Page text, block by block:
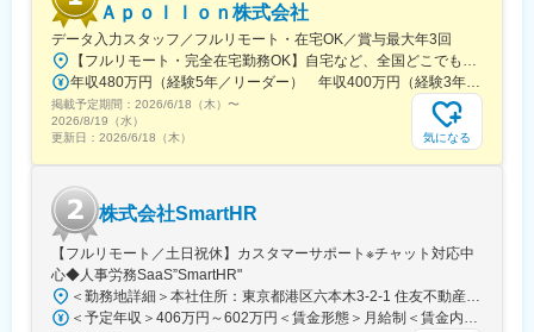
働く環境、退社時間や休日も公務員に準拠！発注者支援業務は職
場が官公庁の公務員と同じです。
◎勤務時間や休日も公務員に準拠！基本的に土日や祝日が休みと
なり、働きやすい環境が用意されています！
◎官公庁は「働き方改革」を推進する立場にあるので、残業は少
ない傾向です！社内・社外業務比率もほぼ50:50と、室内での事務
業務が多いのも特徴です！
Ａｐｏｌｌｏｎ株式会社
データ入力スタッフ／フルリモート・在宅OK／賞与最大年3回
【フルリモート・完全在宅勤務OK】自宅など、全国どこでもあなたが働きやすい場所で働けます★転居を伴う転勤なし★全国47都道府県どこからでも応募OK【本社】東京都新宿区山吹町130番地の15 茜ビル2-A＜アクセス＞有楽町線「江戸川橋駅」、東西線「東西線」より徒歩10分※受動喫煙対策：あり
年収480万円（経験5年／リーダー） 年収400万円（経験3年／メンバー）
掲載予定期間： 2026/6/18（木） 〜
2026/8/19（水）
更新日： 2026/6/18（木） 気になる
株式会社SmartHR
【フルリモート／土日祝休】カスタマーサポート※チャット対応中
心◆人事労務SaaS”SmartHR"
＜勤務地詳細＞本社住所：東京都港区六本木3-2-1 住友不動産六本木グランドタワー勤務地最寄駅：東京メトロ南北線／六本木一丁目駅受動喫煙対策：屋内全面禁煙変更の範囲：会社の定める事業所（リモートワーク含む）
＜予定年収＞406万円～602万円＜賃金形態＞月給制＜賃金内訳＞月額（基本給）：212,480円～315,200円その他固定手当/月：5,000円固定残業手当/月：77,520円～114,800円（固定残業時間45時間0分/月）超過した時間外労働の残業手当は追加支給＜月給＞295,000円～435,000円（一律手当を含む）＜昇給有無＞有＜残業手当＞有賃金はあくまでも目安の金額であり、選考を通じて上下する可能性があります。月給(月額)は固定手当を含めた表記です。